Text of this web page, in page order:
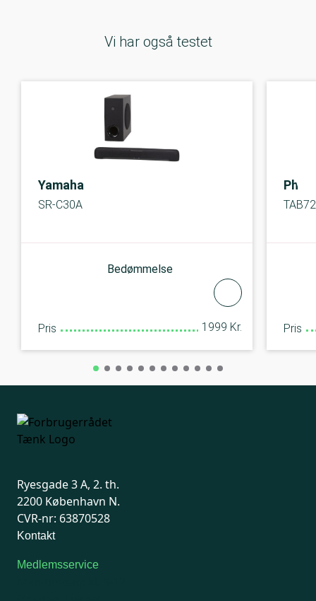
Vi har også testet
Yamaha
SR-C30A
Bedømmelse
Pris 1999 Kr. Pris
Ryesgade 3 A, 2. th.
2200 København N.
CVR-nr: 63870528
Kontakt
Medlemsservice